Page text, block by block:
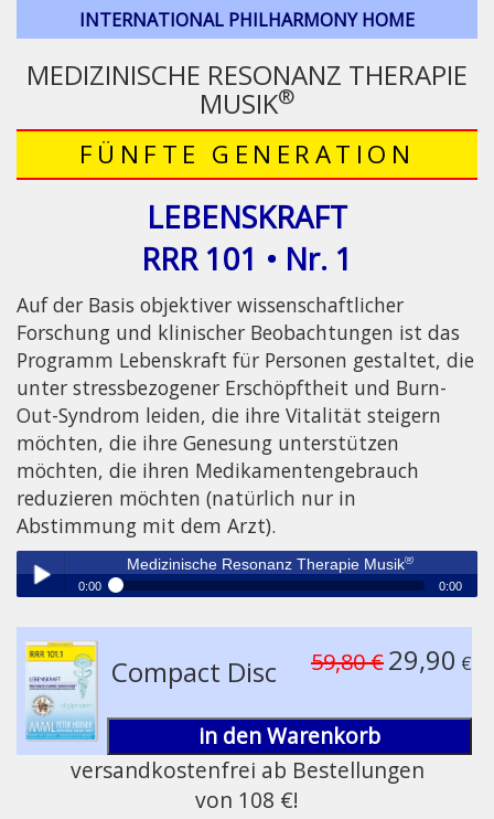
INTERNATIONAL PHILHARMONY HOME
MEDIZINISCHE RESONANZ THERAPIE
MUSIK®
FÜNFTE GENERATION
LEBENSKRAFT
RRR 101 • Nr. 1
Auf der Basis objektiver wissenschaftlicher
Forschung und klinischer Beobachtungen ist das
Programm Lebenskraft für Personen gestaltet, die
unter stressbezogener Erschöpftheit und Burn-
Out-Syndrom leiden, die ihre Vitalität steigern
möchten, die ihre Genesung unterstützen
möchten, die ihren Medikamentengebrauch
reduzieren möchten (natürlich nur in
Abstimmung mit dem Arzt).
Play /
Medizinische Resonanz Therapie Musik®
0:00 0:00
Compact Disc 59,80 €29,90 €
in den Warenkorb
versandkostenfrei ab Bestellungen
von 108 €!